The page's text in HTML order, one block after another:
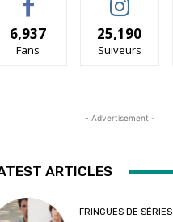
6,937
Fans
25,190
Suiveurs
- Advertisement -
ARTICLES
FRINGUES DE SÉRIES